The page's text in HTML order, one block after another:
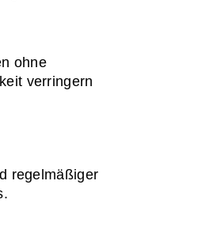
ohne
verringern
regelmäßiger